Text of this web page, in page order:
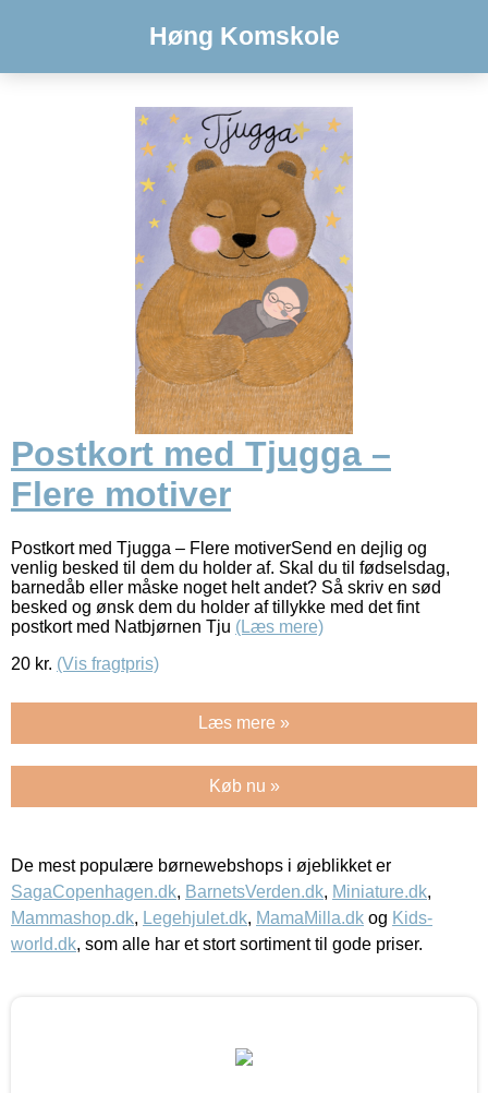
Høng Komskole
Postkort med Tjugga –
Flere motiver
Postkort med Tjugga – Flere motiverSend en dejlig og
venlig besked til dem du holder af. Skal du til fødselsdag,
barnedåb eller måske noget helt andet? Så skriv en sød
besked og ønsk dem du holder af tillykke med det fint
postkort med Natbjørnen Tju (Læs mere)
20 kr. (Vis fragtpris)
Læs mere »
Køb nu »
De mest populære børnewebshops i øjeblikket er
SagaCopenhagen.dk, BarnetsVerden.dk, Miniature.dk,
Mammashop.dk, Legehjulet.dk, MamaMilla.dk og Kids-
world.dk, som alle har et stort sortiment til gode priser.